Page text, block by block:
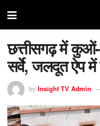
छत्तीसगढ़ में कुओं-
सर्वे, जलदूत ऐप में
by Insight TV Admin